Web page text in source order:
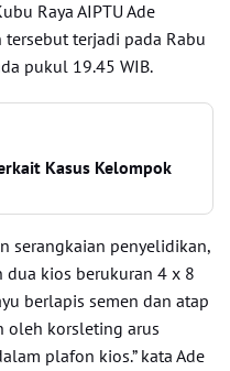
Raya AIPTU Ade
terjadi pada Rabu
pukul 19.45 WIB.
Kasus Kelompok
serangkaian penyelidikan,
dua kios berukuran 4 x 8
berlapis semen dan atap
oleh korsleting arus
plafon kios.” kata Ade